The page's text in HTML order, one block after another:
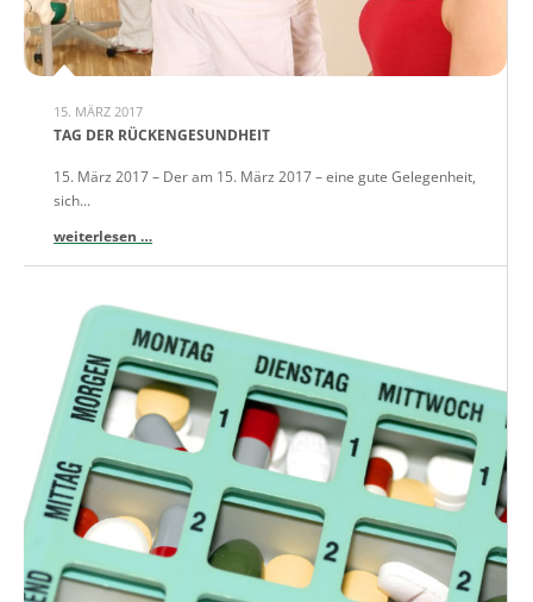
15. MÄRZ 2017
TAG DER RÜCKENGESUNDHEIT
15. März 2017 – Der am 15. März 2017 – eine gute Gelegenheit,
sich...
weiterlesen …